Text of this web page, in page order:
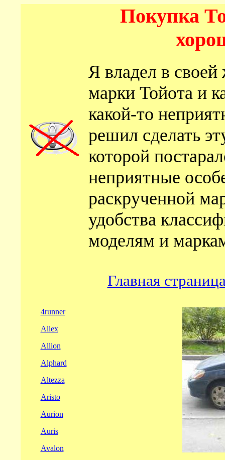
Покупка
Я владел в
марки Тойота и
какой-то
решил сделать
которой
неприятные
раскрученной
удобства
моделям и
Главная
4runner
Allex
Allion
Alphard
Altezza
Aristo
Aurion
Auris
Avalon